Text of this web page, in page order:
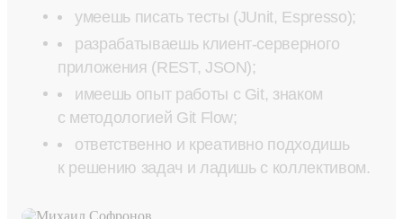
умеешь писать тесты (JUnit, Espresso);
разрабатываешь клиент‑серверного
приложения (REST, JSON);
имеешь опыт работы с Git, знаком
с методологией Git Flow;
ответственно и креативно подходишь
к решению задач и ладишь с коллективом.